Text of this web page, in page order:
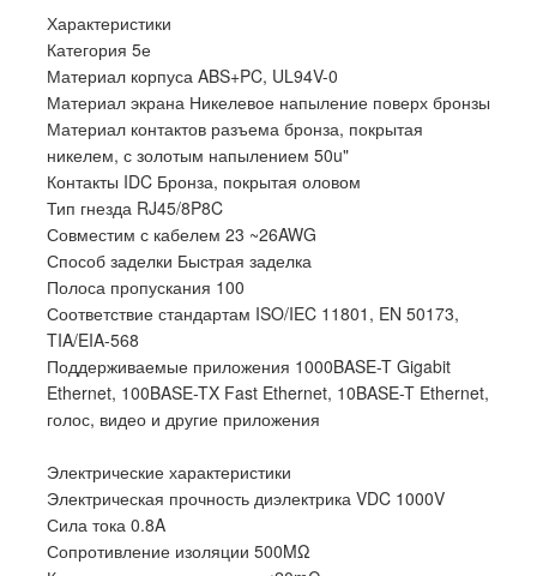
Характеристики
Категория 5е
Материал корпуса ABS+PC, UL94V-0
Материал экрана Никелевое напыление поверх бронзы
Материал контактов разъема бронза, покрытая
никелем, с золотым напылением 50u"
Контакты IDC Бронза, покрытая оловом
Тип гнезда RJ45/8P8C
Совместим с кабелем 23 ~26AWG
Способ заделки Быстрая заделка
Полоса пропускания 100
Соответствие стандартам ISO/IEC 11801, EN 50173,
TIA/EIA-568
Поддерживаемые приложения 1000BASE-T Gigabit
Ethernet, 100BASE-TX Fast Ethernet, 10BASE-T Ethernet,
голос, видео и другие приложения
Электрические характеристики
Электрическая прочность диэлектрика VDC 1000V
Сила тока 0.8A
Сопротивление изоляции 500MΩ